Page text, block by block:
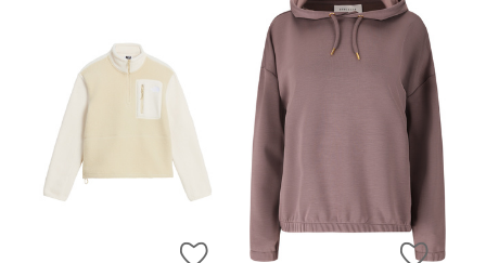
ZUR WUNSCHLISTE HINZUFÜGEN
ZUR